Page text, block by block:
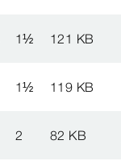
1½ 121 KB
1½ 119 KB
2 82 KB